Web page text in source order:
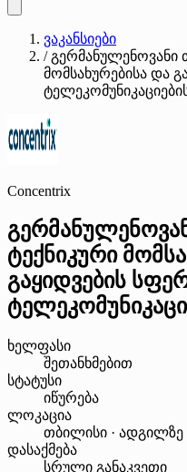
ვაკანსიები
/ გერმანულენოვანი
მომსახურებისა და
Concentrix
ტექნიკური
გაყიდვების
ხელფასი
შეთანხმებით
სტატუსი
იწურება
ლოკაცია
თბილისი · ადგილზე
დასაქმება
სრული განაკვეთი